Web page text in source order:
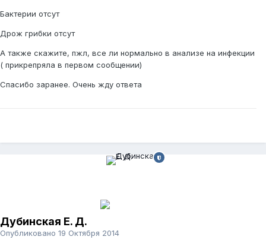
Бактерии отсут
Дрож грибки отсут
А также скажите, пжл, все ли нормально в анализе на инфекции
( прикрепряла в первом сообщении)
Спасибо заранее. Очень жду ответа
Дубинская Е. Д.
Опубликовано 19 Октября 2014